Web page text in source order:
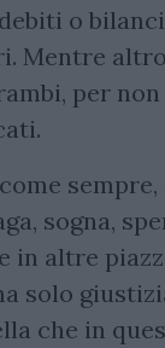
o
Mentre
per
sogna,
in altre
solo
che in